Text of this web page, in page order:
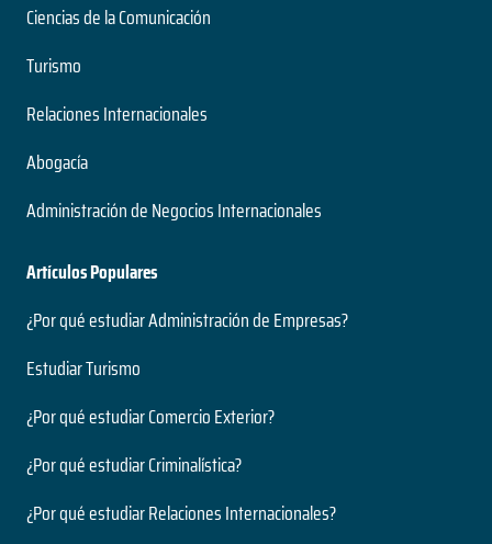
Ciencias de la Comunicación
Turismo
Relaciones Internacionales
Abogacía
Administración de Negocios Internacionales
Artículos Populares
¿Por qué estudiar Administración de Empresas?
Estudiar Turismo
¿Por qué estudiar Comercio Exterior?
¿Por qué estudiar Criminalística?
¿Por qué estudiar Relaciones Internacionales?